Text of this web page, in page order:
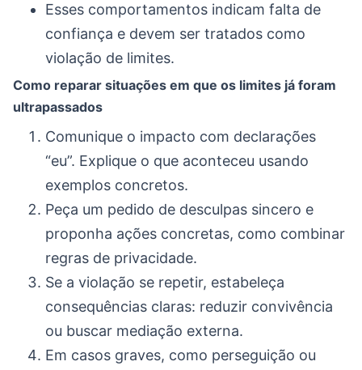
Esses comportamentos indicam falta de
confiança e devem ser tratados como
violação de limites.
Como reparar situações em que os limites já foram
ultrapassados
Comunique o impacto com declarações
“eu”. Explique o que aconteceu usando
exemplos concretos.
Peça um pedido de desculpas sincero e
proponha ações concretas, como combinar
regras de privacidade.
Se a violação se repetir, estabeleça
consequências claras: reduzir convivência
ou buscar mediação externa.
Em casos graves, como perseguição ou